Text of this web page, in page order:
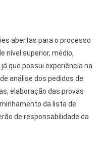
abertas para o processo
nível superior, médio,
que possui experiência na
análise dos pedidos de
elaboração das provas
da lista de
de responsabilidade da